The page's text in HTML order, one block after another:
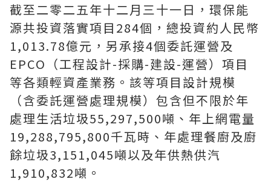
截至二零二五年十二月三十一日，環保能
源共投資落實項目284個，總投資約人民幣
1,013.78億元，另承接4個委託運營及
EPCO（工程設計-採購-建設-運營）項目
等各類輕資產業務。該等項目設計規模
（含委託運營處理規模）包含但不限於年
處理生活垃圾55,297,500噸、年上網電量
19,288,795,800千瓦時、年處理餐廚及廚
餘垃圾3,151,045噸以及年供熱供汽
1,910,832噸。